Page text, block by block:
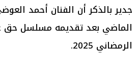
جدير بالذكر أن الفنان أحمد
الماضي بعد تقديمه مسلسل حق
الرمضاني 2025.